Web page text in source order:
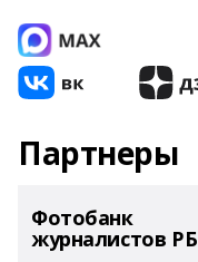
Партнеры
Фотобанк
журналистов РБ